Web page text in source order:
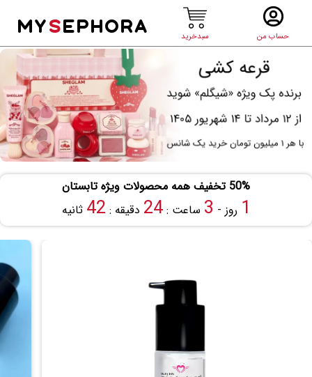
حساب من سبدخرید
MYSEPHORA
50% تخفیف همه محصولات ویژه تابستان
1 روز - 3 ساعت :24 دقیقه : 41 ثانیه